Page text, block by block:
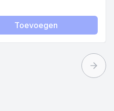
Toevoegen
Next